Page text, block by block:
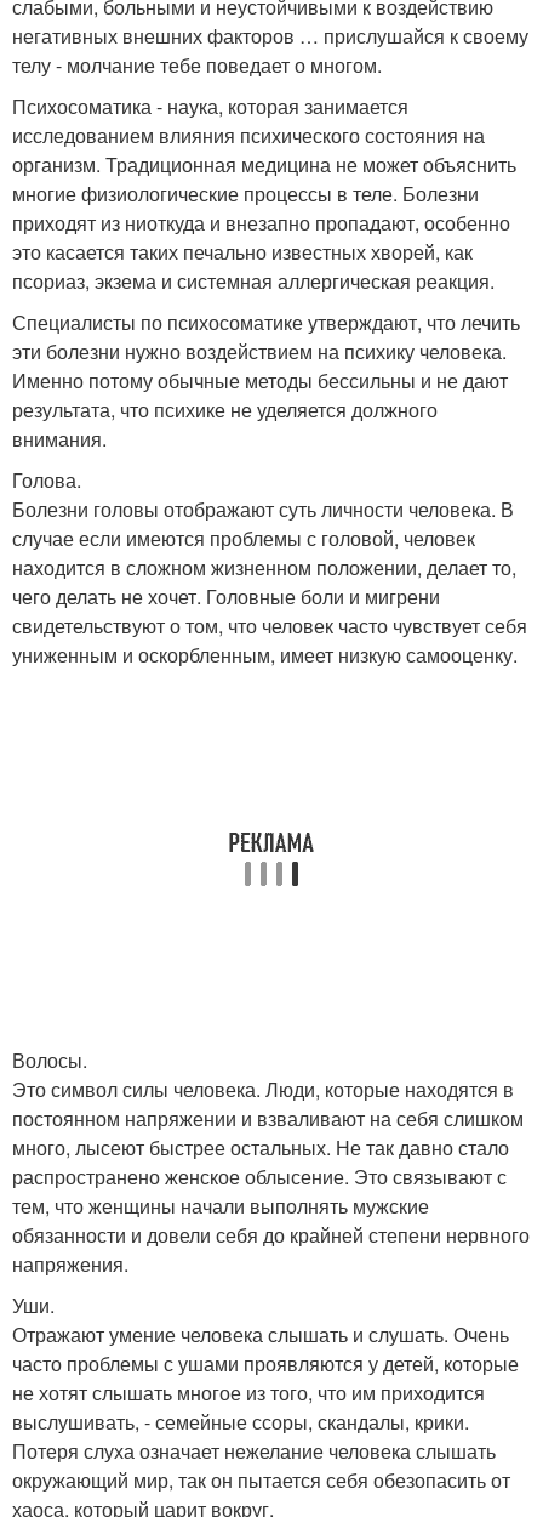
слабыми, больными и неустойчивыми к воздействию
негативных внешних факторов … прислушайся к своему
телу - молчание тебе поведает о многом.
Психосоматика - наука, которая занимается
исследованием влияния психического состояния на
организм. Традиционная медицина не может объяснить
многие физиологические процессы в теле. Болезни
приходят из ниоткуда и внезапно пропадают, особенно
это касается таких печально известных хворей, как
псориаз, экзема и системная аллергическая реакция.
Специалисты по психосоматике утверждают, что лечить
эти болезни нужно воздействием на психику человека.
Именно потому обычные методы бессильны и не дают
результата, что психике не уделяется должного
внимания.
Голова.
Болезни головы отображают суть личности человека. В
случае если имеются проблемы с головой, человек
находится в сложном жизненном положении, делает то,
чего делать не хочет. Головные боли и мигрени
свидетельствуют о том, что человек часто чувствует себя
униженным и оскорбленным, имеет низкую самооценку.
Волосы.
Это символ силы человека. Люди, которые находятся в
постоянном напряжении и взваливают на себя слишком
много, лысеют быстрее остальных. Не так давно стало
распространено женское облысение. Это связывают с
тем, что женщины начали выполнять мужские
обязанности и довели себя до крайней степени нервного
напряжения.
Уши.
Отражают умение человека слышать и слушать. Очень
часто проблемы с ушами проявляются у детей, которые
не хотят слышать многое из того, что им приходится
выслушивать, - семейные ссоры, скандалы, крики.
Потеря слуха означает нежелание человека слышать
окружающий мир, так он пытается себя обезопасить от
хаоса, который царит вокруг.